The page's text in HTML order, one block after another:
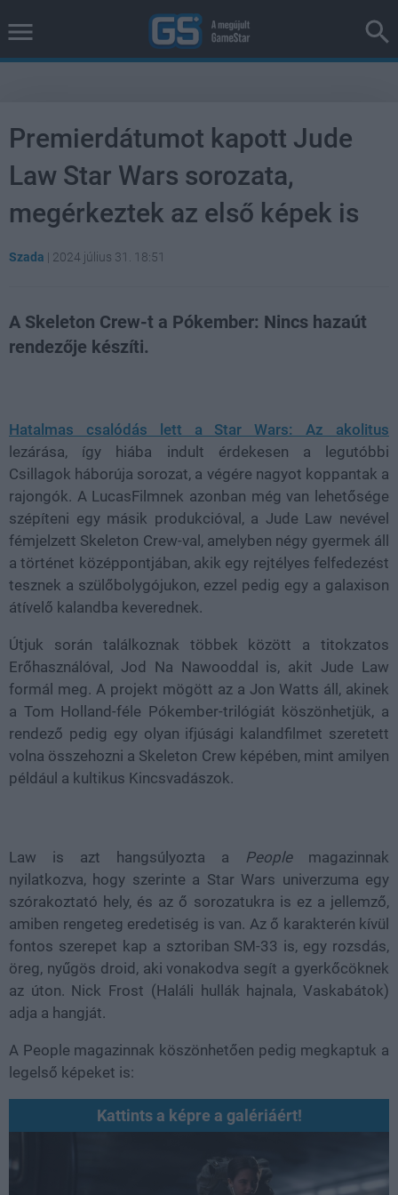
Premierdátumot kapott Jude
Law Star Wars sorozata,
megérkeztek az első képek is
Szada | 2024 július 31. 18:51
A Skeleton Crew-t a Pókember: Nincs hazaút
rendezője készíti.
Hatalmas csalódás lett a Star Wars: Az akolitus
lezárása, így hiába indult érdekesen a legutóbbi
Csillagok háborúja sorozat, a végére nagyot koppantak a
rajongók. A LucasFilmnek azonban még van lehetősége
szépíteni egy másik produkcióval, a Jude Law nevével
fémjelzett Skeleton Crew-val, amelyben négy gyermek áll
a történet középpontjában, akik egy rejtélyes felfedezést
tesznek a szülőbolygójukon, ezzel pedig egy a galaxison
átívelő kalandba keverednek.
Útjuk során találkoznak többek között a titokzatos
Erőhasználóval, Jod Na Nawooddal is, akit Jude Law
formál meg. A projekt mögött az a Jon Watts áll, akinek
a Tom Holland-féle Pókember-trilógiát köszönhetjük, a
rendező pedig egy olyan ifjúsági kalandfilmet szeretett
volna összehozni a Skeleton Crew képében, mint amilyen
például a kultikus Kincsvadászok.
Law is azt hangsúlyozta a Peoplemagazinnak
nyilatkozva, hogy szerinte a Star Wars univerzuma egy
szórakoztató hely, és az ő sorozatukra is ez a jellemző,
amiben rengeteg eredetiség is van. Az ő karakterén kívül
fontos szerepet kap a sztoriban SM-33 is, egy rozsdás,
öreg, nyűgös droid, aki vonakodva segít a gyerkőcöknek
az úton. Nick Frost (Haláli hullák hajnala, Vaskabátok)
adja a hangját.
A People magazinnak köszönhetően pedig megkaptuk a
legelső képeket is:
Kattints a képre a galériáért!